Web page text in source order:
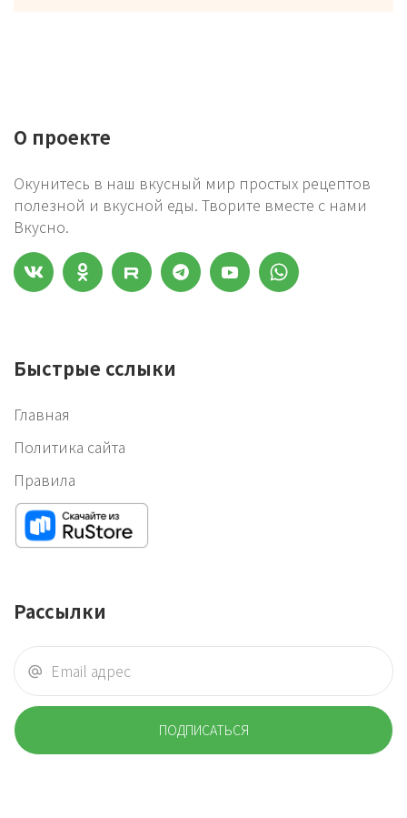
О проекте
Окунитесь в наш вкусный мир простых рецептов
полезной и вкусной еды. Творите вместе с нами
Вкусно.
Быстрые сслыки
Главная
Политика сайта
Правила
Рассылки
ПОДПИСАТЬСЯ